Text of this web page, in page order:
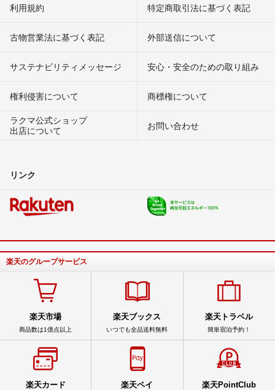
利用規約 特定商取引法に基づく表記
古物営業法に基づく表記 外部送信について
サステナビリティメッセージ 安心・安全のための取り組み
権利侵害について
商標権について
ラクマ公式ショップ
出店について
お問い合わせ
リンク
楽天のグループサービス
楽天市場
商品数は1億点以上
楽天ブックス
いつでも全品送料無料
楽天トラベル
簡単宿泊予約！
楽天カード 楽天ペイ 楽天PointClub